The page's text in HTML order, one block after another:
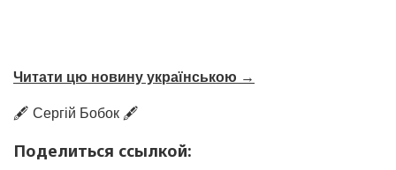
Читати цю новину українською →
🖋️ Сергій Бобок 🖋️
Поделиться ссылкой: